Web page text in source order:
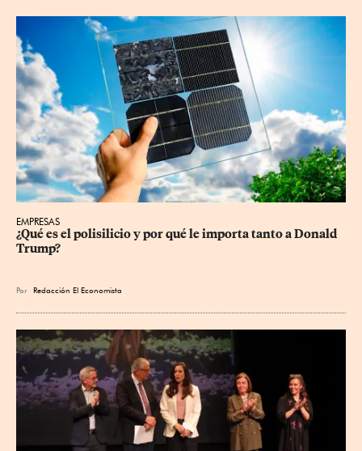
EMPRESAS
¿Qué es el polisilicio y por qué le importa tanto a Donald
Trump?
Por Redacción El Economista